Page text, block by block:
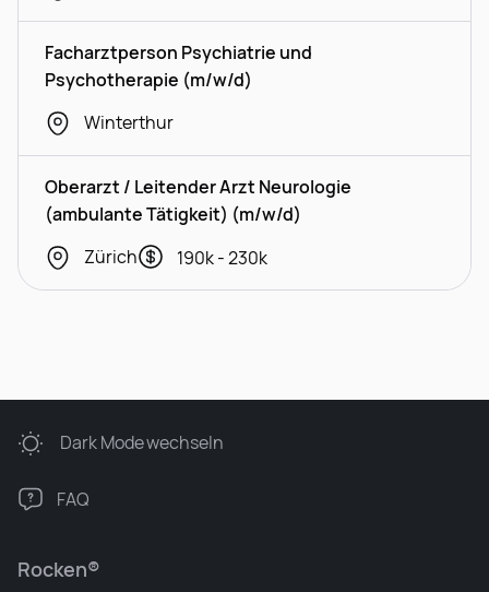
Facharztperson Psychiatrie und
Psychotherapie (m/w/d)
Winterthur
Oberarzt / Leitender Arzt Neurologie
(ambulante Tätigkeit) (m/w/d)
Zürich
190k - 230k
Rocken®
Dark Modewechseln
FAQ